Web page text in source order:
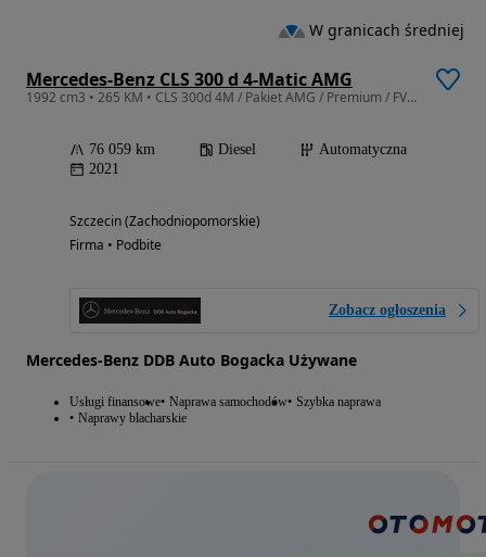
Mercedes-Benz CLS 300 d 4-Matic AMG
1992 cm3 • 265 KM • CLS 300d 4M / Pakiet AMG / Premium / FV VAT / DDB Auto Bogacka
76 059 km Diesel
Automatyczna
2021
Szczecin (Zachodniopomorskie)
Firma • Podbite
Zobacz ogłoszenia
Mercedes-Benz DDB Auto Bogacka Używane
Usługi finansowe Naprawa samochodów Szybka naprawa
Naprawy blacharskie
W granicach średniej